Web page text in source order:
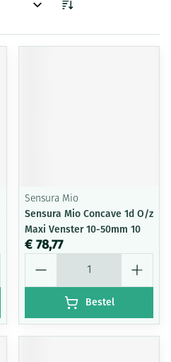
Sensura Mio
Sensura Mio Concave 1d O/z
Maxi Venster 10-50mm 10
€ 78,77
Bestel